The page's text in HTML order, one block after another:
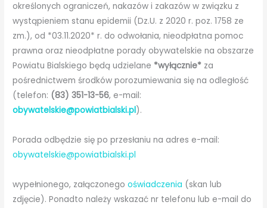
określonych ograniczeń, nakazów i zakazów w związku z
wystąpieniem stanu epidemii (Dz.U. z 2020 r. poz. 1758 ze
zm.), od *03.11.2020* r. do odwołania, nieodpłatna pomoc
prawna oraz nieodpłatne porady obywatelskie na obszarze
Powiatu Bialskiego będą udzielane *wyłącznie* za
pośrednictwem środków porozumiewania się na odległość
(telefon: (83) 351-13-56, e-mail:
obywatelskie@powiatbialski.pl).
Porada odbędzie się po przesłaniu na adres e-mail:
obywatelskie@powiatbialski.pl
wypełnionego, załączonegooświadczenia (skan lub
zdjęcie). Ponadto należy wskazać nr telefonu lub e-mail do